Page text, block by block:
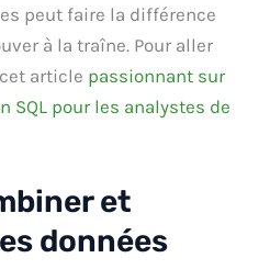
peut faire la différence
à la traîne. Pour aller
article passionnant sur
SQL pour les analystes de
et
données